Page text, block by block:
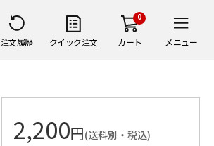
注文履歴 クイック注文
0
カート メニュー
2,200円(送料別・税込)